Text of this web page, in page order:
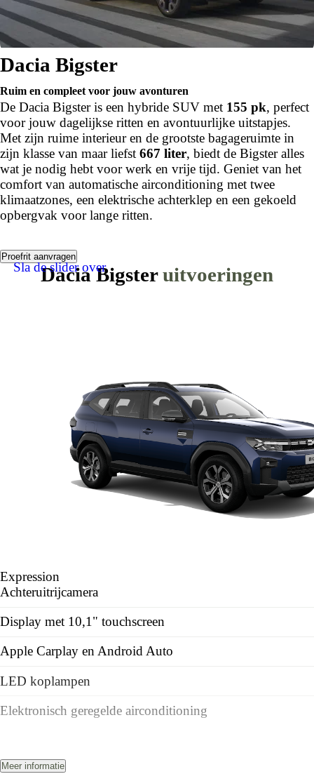
Dacia Bigster
Ruim en compleet voor jouw avonturen
De Dacia Bigster is een hybride SUV met 155 pk, perfect
voor jouw dagelijkse ritten en avontuurlijke uitstapjes.
Met zijn ruime interieur en de grootste bagageruimte in
zijn klasse van maar liefst 667 liter, biedt de Bigster alles
wat je nodig hebt voor werk en vrije tijd. Geniet van het
comfort van automatische airconditioning met twee
klimaatzones, een elektrische achterklep en een gekoeld
opbergvak voor lange ritten.
Proefrit aanvragen
Dacia Bigsteruitvoeringen
Sla de slider over
Expression
Achteruitrijcamera
Display met 10,1" touchscreen
Apple Carplay en Android Auto
LED koplampen
Elektronisch geregelde airconditioning
Meer informatie